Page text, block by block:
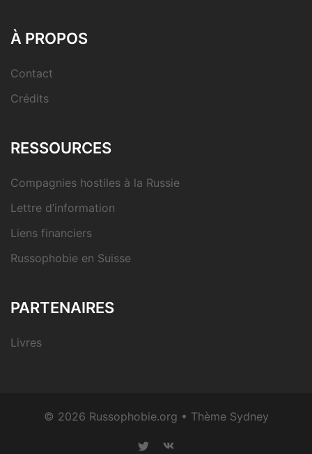
À PROPOS
Contact
Crédits
RESSOURCES
Compagnies hostiles à la Russie
Lettre d’information
Liens financiers
Russophobie en Suisse
PARTENAIRES
Livres
© 2026 Russophobie.org • Thème Sydney